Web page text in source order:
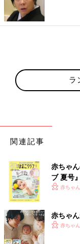
「出産した翌日から
私は入院中でしたが
実優に会いに行きま
すよ”と言われて、
た。
んです。今、思えば
ません」（葵さん）
3カ月で行った
ゃんに異変が
ラ
関連記事
赤ちゃ
ブ 夏号
く！ お
赤ちゃ
赤ちゃ
赤ちゃ